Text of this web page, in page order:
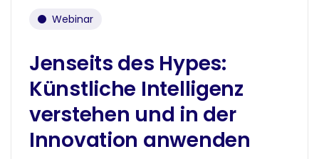
Webinar
Jenseits des Hypes:
Künstliche Intelligenz
verstehen und in der
Innovation anwenden